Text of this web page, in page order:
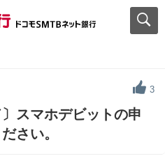
3
〕スマホデビットの申
さい。